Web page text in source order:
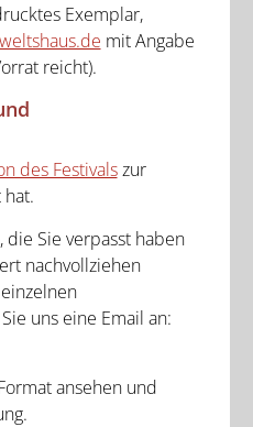
Exemplar,
mit Angabe
reicht).
des Festivalszur
Sie verpasst haben
nachvollziehen
uns eine Email an:
ansehen und